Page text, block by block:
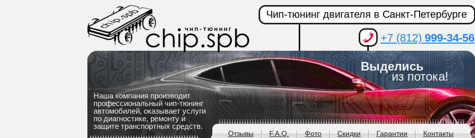
Наша компания производит
профессиональный чип-тюнинг
автомобилей, оказывает услуги
по диагностике, ремонту и
защите транспортных средств.
Выделись
из потока!
Чип-тюнинг двигателя в Санкт-Петербурге
+7 (812) 999-34-56
Отзывы F.A.Q. Фото Скидки Гарантии Контакты